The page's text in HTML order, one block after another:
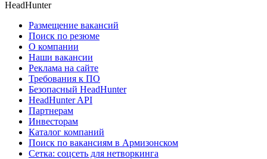
HeadHunter
Размещение вакансий
Поиск по резюме
О компании
Наши вакансии
Реклама на сайте
Требования к ПО
Безопасный HeadHunter
HeadHunter API
Партнерам
Инвесторам
Каталог компаний
Поиск по вакансиям в Армизонском
Сетка: соцсеть для нетворкинга